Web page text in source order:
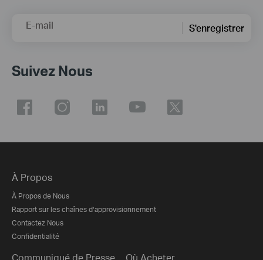
E-mail S'enregistrer
Suivez Nous
À Propos
À Propos de Nous
Rapport sur les chaînes d’approvisionnement
Contactez Nous
Confidentialité
Communiqué de Presse Où Acheter